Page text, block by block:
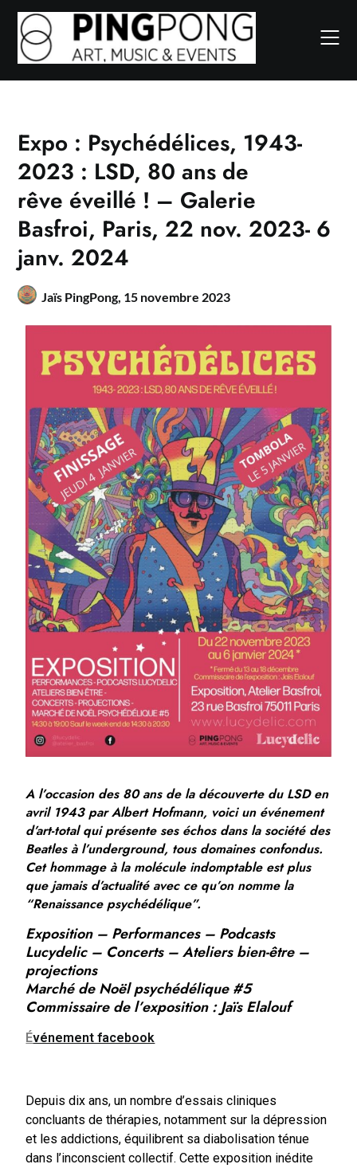
Expo : Psychédélices, 1943-
2023 : LSD, 80 ans de
rêve éveillé ! – Galerie
Basfroi, Paris, 22 nov. 2023- 6
janv. 2024
Jaïs PingPong, 15 novembre 2023
A l’occasion des 80 ans de la découverte du LSD en
avril 1943 par Albert Hofmann, voici un événement
d’art-total qui présente ses échos dans la société des
Beatles à l’underground, tous domaines confondus.
Cet hommage à la molécule indomptable est plus
que jamais d’actualité avec ce qu’on nomme la
“Renaissance psychédélique”.
Exposition – Performances – Podcasts
Lucydelic – Concerts – Ateliers bien-être –
projections
Marché de Noël psychédélique #5
Commissaire de l’exposition : Jaïs Elalouf
Événement facebook
Depuis dix ans, un nombre d’essais cliniques
concluants de thérapies, notamment sur la dépression
et les addictions, équilibrent sa diabolisation ténue
dans l’inconscient collectif. Cette exposition inédite